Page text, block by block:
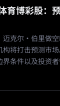
育博彩股：
迈克尔·伯里做
将打击预测市
条件以及投资者